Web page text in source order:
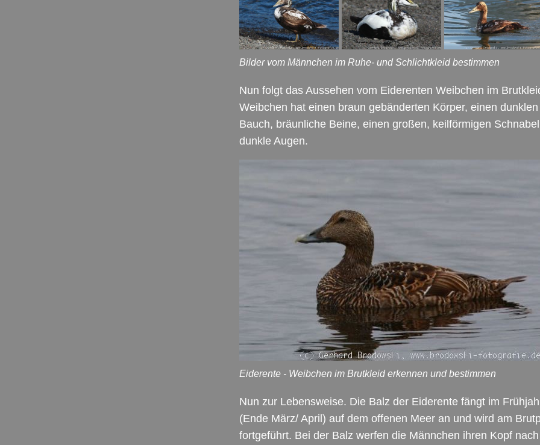
Bilder vom Männchen im Ruhe- und Schlichtkleid bestimmen
Nun folgt das Aussehen vom Eiderenten Weibchen im
Weibchen hat einen braun gebänderten Körper, einen dunklen
Bauch, bräunliche Beine, einen großen, keilförmigen
dunkle Augen.
Eiderente - Weibchen im Brutkleid erkennen und bestimmen
Nun zur Lebensweise. Die Balz der Eiderente fängt im
(Ende März/ April) auf dem offenen Meer an und wird am
fortgeführt. Bei der Balz werfen die Männchen ihren Kopf nach